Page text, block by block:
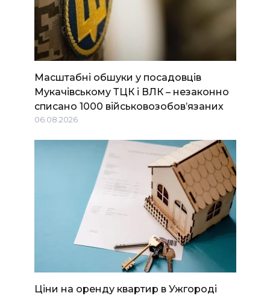
Масштабні обшуки у посадовців
Мукачівському ТЦК і ВЛК – незаконно
списано 1000 військовозобов’язаних
06.08.2026
Ціни на оренду квартир в Ужгороді